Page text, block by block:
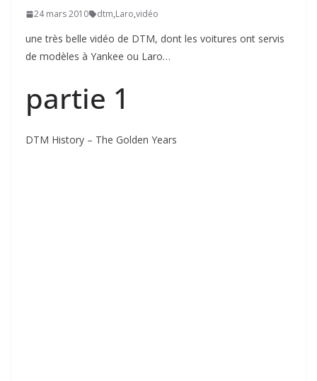
24 mars 2010 dtm,Laro,vidéo
une très belle vidéo de DTM, dont les voitures ont servis
de modèles à Yankee ou Laro…
partie 1
DTM History – The Golden Years